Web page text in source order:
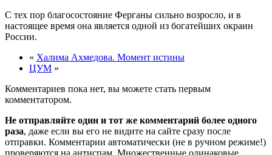
С тех пор благосостояние Ферганы сильно возросло, и в
настоящее время она является одной из богатейших окраин
России.
« Халима Ахмедова. Момент истины
ЦУМ »
Комментариев пока нет, вы можете стать первым
комментатором.
Не отправляйте один и тот же комментарий более одного
раза, даже если вы его не видите на сайте сразу после
отправки. Комментарии автоматически (не в ручном режиме!)
проверяются на антиспам. Множественные одинаковые